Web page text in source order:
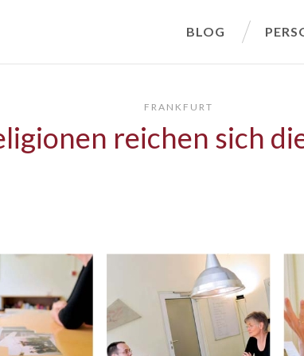
BLOG
FRANKFURT
reichen sich